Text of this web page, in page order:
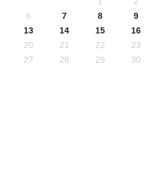
6
7 8 9
13
14 15 16
20
21 22 23
27
28 29 30